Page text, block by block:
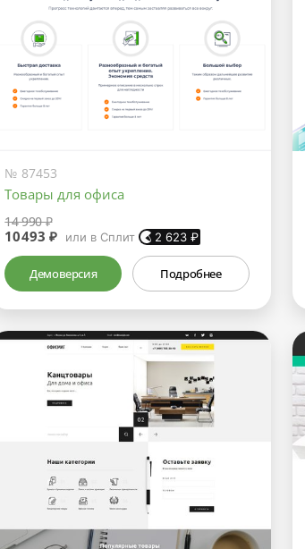
№ 87453
Товары для офиса
14 990 ₽
10493 ₽ или в Сплит 2 623₽
Демоверсия Подробнее